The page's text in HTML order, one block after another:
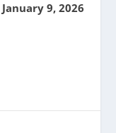
January 9, 2026